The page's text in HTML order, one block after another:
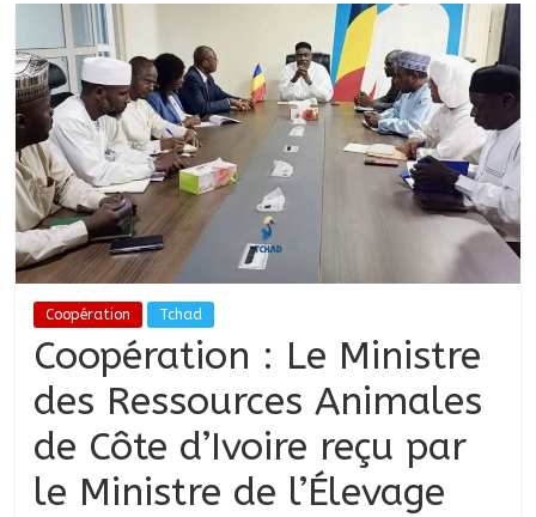
Coopération Tchad
Coopération : Le Ministre
des Ressources Animales
de Côte d’Ivoire reçu par
le Ministre de l’Élevage